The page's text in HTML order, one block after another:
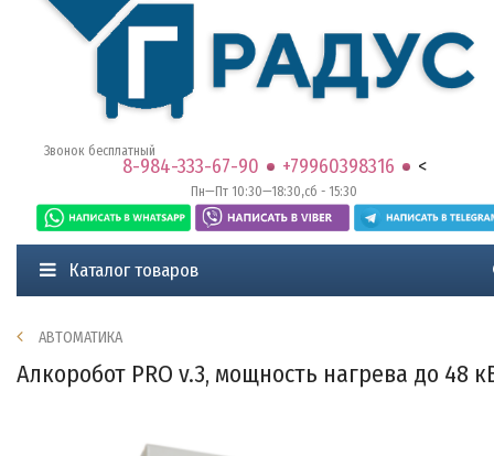
8-984-333-67-90 +79960398316 <
Звонок бесплатный
Пн—Пт 10:30—18:30,сб - 15:30
Каталог товаров
АВТОМАТИКА
Алкоробот PRO v.3, мощность нагрева до 48